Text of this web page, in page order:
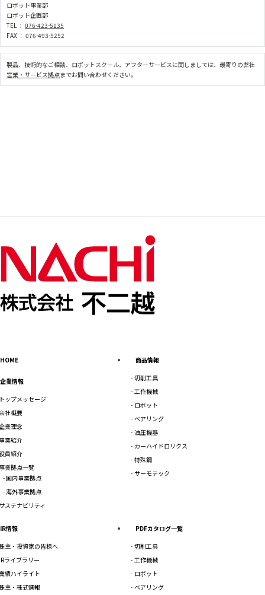
ロボット事業部
ロボット企画部
TEL ： 076-423-5135
FAX ： 076-493-5252
製品、技術的なご相談、ロボットスクール、アフターサービスに関しましては、最寄りの弊社
営業・サービス拠点までお問い合わせください。
HOME
企業情報
ップメッセージ
社概要
業理念
業紹介
員紹介
業拠点一覧
国内事業拠点
海外事業拠点
ステナビリティ
商品情報
切削工具
工作機械
ロボット
ベアリング
油圧機器
カーハイドロリクス
特殊鋼
サーモテック
IR情報
主・投資家の皆様へ
ライブラリー
績ハイライト
主・株式情報
PDFカタログ一覧
切削工具
工作機械
ロボット
ベアリング